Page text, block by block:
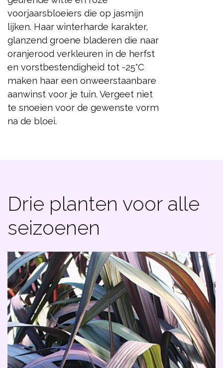
voorjaarsbloeiers die op jasmijn
lijken. Haar winterharde karakter,
glanzend groene bladeren die naar
oranjerood verkleuren in de herfst
en vorstbestendigheid tot -25°C
maken haar een onweerstaanbare
aanwinst voor je tuin. Vergeet niet
te snoeien voor de gewenste vorm
na de bloei.
Drie planten voor alle
seizoenen